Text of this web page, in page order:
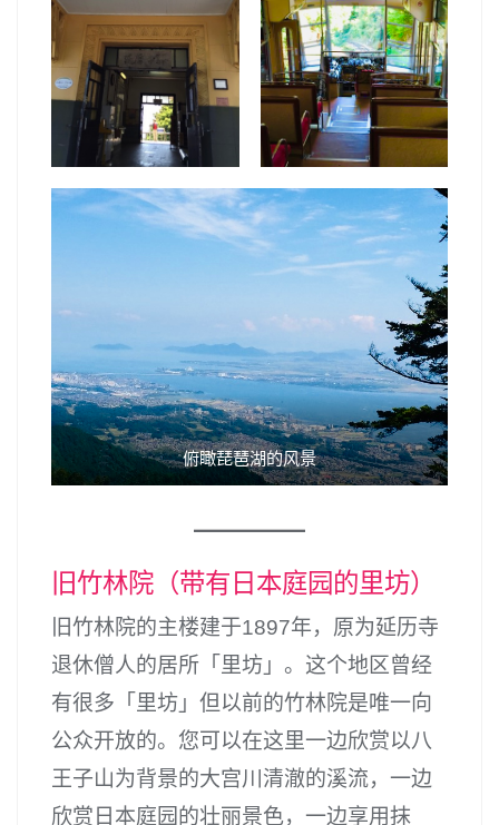
俯瞰琵琶湖的风景
旧竹林院（带有日本庭园的里坊）
旧竹林院的主楼建于1897年，原为延历寺
退休僧人的居所「里坊」。这个地区曾经
有很多「里坊」但以前的竹林院是唯一向
公众开放的。您可以在这里一边欣赏以八
王子山为背景的大宫川清澈的溪流，一边
欣赏日本庭园的壮丽景色，一边享用抹